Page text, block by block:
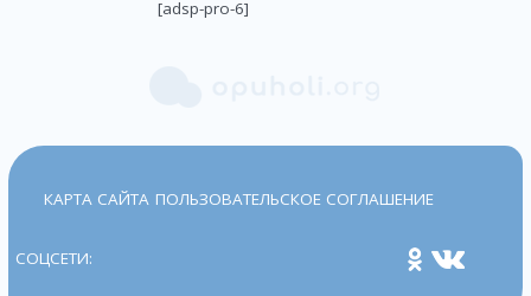
[adsp-pro-6]
КАРТА САЙТА ПОЛЬЗОВАТЕЛЬСКОЕ СОГЛАШЕНИЕ
СОЦСЕТИ: